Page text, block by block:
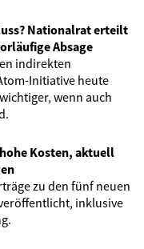
Nationalrat erteilt
Absage
indirekten
Initiative heute
wenn auch
Kosten, aktuell
zu den fünf neuen
inklusive